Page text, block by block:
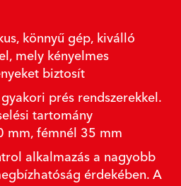
könnyű gép, kiválló
mely kényelmes
biztosít
prés rendszerekkel.
tartomány
mm, fémnél 35 mm
alkalmazás a nagyobb
érdekében. A